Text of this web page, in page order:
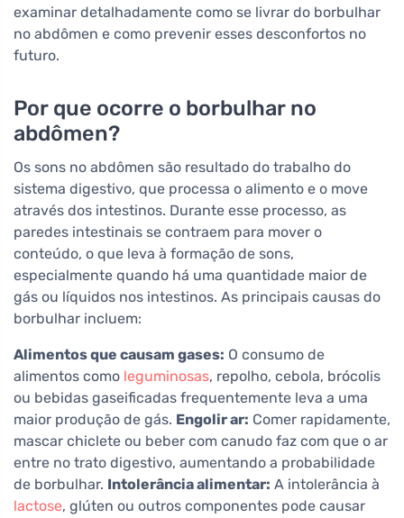
examinar detalhadamente como se livrar do borbulhar
no abdômen e como prevenir esses desconfortos no
futuro.
Por que ocorre o borbulhar no
abdômen?
Os sons no abdômen são resultado do trabalho do
sistema digestivo, que processa o alimento e o move
através dos intestinos. Durante esse processo, as
paredes intestinais se contraem para mover o
conteúdo, o que leva à formação de sons,
especialmente quando há uma quantidade maior de
gás ou líquidos nos intestinos. As principais causas do
borbulhar incluem:
Alimentos que causam gases: O consumo de
alimentos como leguminosas, repolho, cebola, brócolis
ou bebidas gaseificadas frequentemente leva a uma
maior produção de gás. Engolir ar: Comer rapidamente,
mascar chiclete ou beber com canudo faz com que o ar
entre no trato digestivo, aumentando a probabilidade
de borbulhar. Intolerância alimentar: A intolerância à
lactose, glúten ou outros componentes pode causar